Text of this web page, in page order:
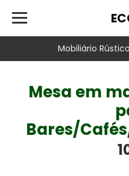
Mobiliário
Mesa em
Bares/